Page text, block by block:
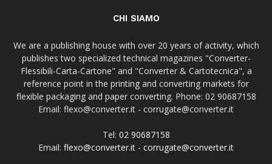
CHI SIAMO
We are a publishing house with over 20 years of activity, which
publishes two specialized technical magazines "Converter-
Flessibili-Carta-Cartone" and "Converter & Cartotecnica", a
reference point in the printing and converting markets for
flexible packaging and paper converting. Phone: 02 90687158
Email: flexo@converter.it - corrugate@converter.it
Tel: 02 90687158
Email: flexo@converter.it - corrugate@converter.it